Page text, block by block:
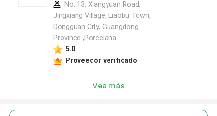
No. 13, Xiangyuan Road,
Jingxiang Village, Liaobu Town,
Dongguan City, Guangdong
Province ,Porcelana
5.0
Proveedor verificado
Vea más